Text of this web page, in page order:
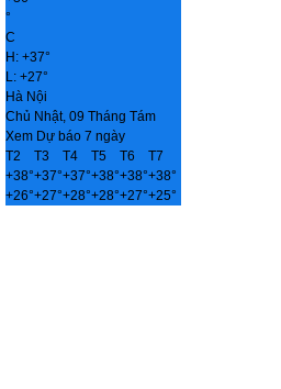
°
C
H: +37°
L: +27°
Hà Nội
Chủ Nhật, 09 Tháng Tám
Xem Dự báo 7 ngày
T2
T3 T4 T5 T6
T7
+38°+37°+37°+38°+38°+38°
+26°+27°+28°+28°+27°+25°